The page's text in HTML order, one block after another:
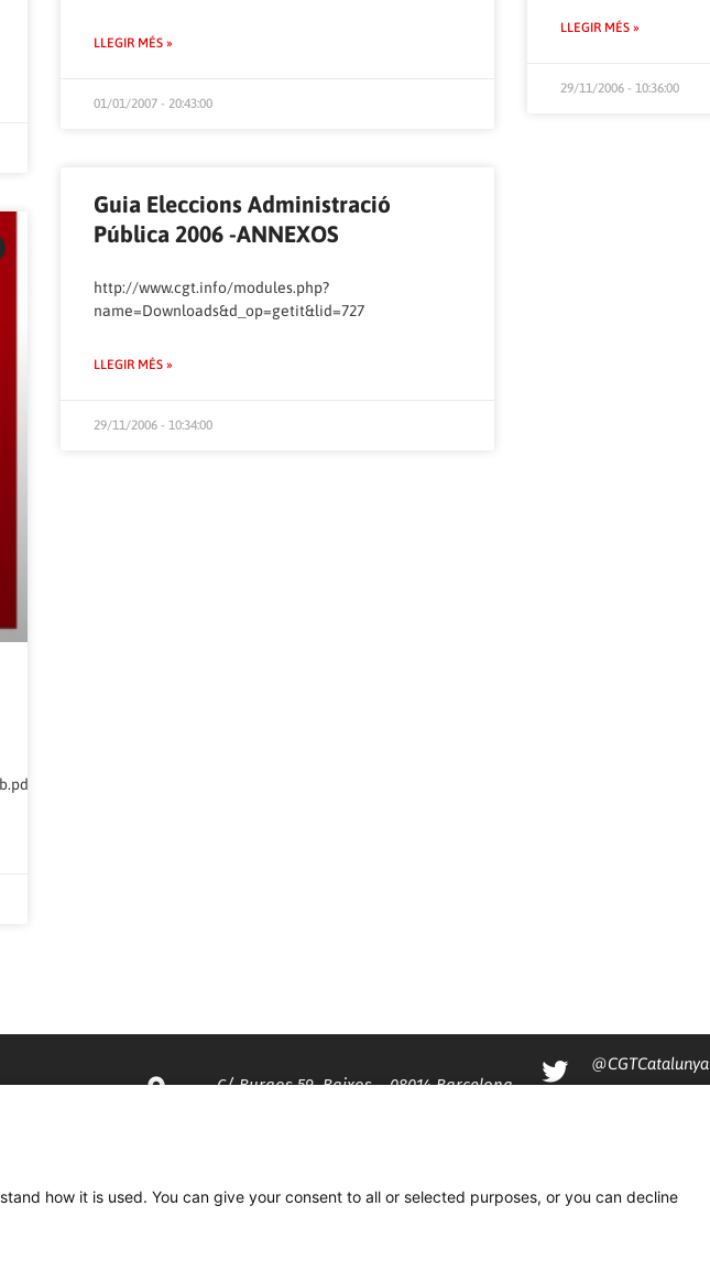
LLEGIR MÉS »
01/01/2007 - 20:43:00
LLEGIR MÉS »
29/11/2006 - 10:36:00
Guia Eleccions Administració
Pública 2006 -ANNEXOS
http://www.cgt.info/modules.php?
name=Downloads&d_op=getit&lid=727
LLEGIR MÉS »
29/11/2006 - 10:34:00
C/ Burgos 59, Baixos – 08014 Barcelona
@CGTCatalunya
cgtcatalunya
how it is used. You can give your consent to all or selected purposes, or you can decline